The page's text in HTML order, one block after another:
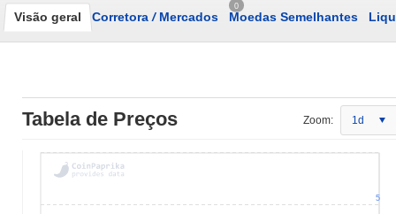
Visão geral Corretora /Mercados
0
Moedas Semelhantes
Tabela de Preços Zoom: 1d
5